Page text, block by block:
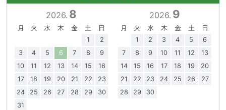
2026. 8
月 火 水 木 金 土
日
1
2
3
4 5 6 7 8
9
10
11 12 13 14 15
16
17
18 19 20 21 22
23
24
25 26 27 28 29
30
31
2026. 9
月 火 水 木 金 土
日
1
2 3 4 5
6
7
8 9 10 11 12
13
14
15 16 17 18 19
20
21
22 23 24 25 26
27
28
29 30